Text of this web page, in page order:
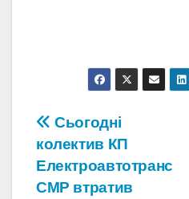
Навігація
записів
Сьогодні
колектив КП
Електроавтотранс
СМР втратив